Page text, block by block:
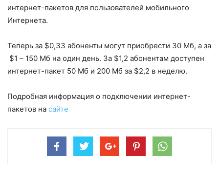
интернет-пакетов для пользователей мобильного
Интернета.
Теперь за $0,33 абоненты могут приобрести 30 Мб, а за
$1 – 150 Мб на один день. За $1,2 абонентам доступен
интернет-пакет 50 Мб и 200 Мб за $2,2 в неделю.
Подробная информация о подключении интернет-
пакетов на сайте